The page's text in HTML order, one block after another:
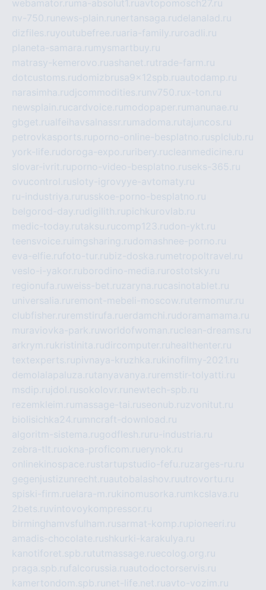
webamator.ru ma-absolut1.ruavtopomosch27.ru
nv-750.ru news-plain.ru nertansaga.rudelanalad.ru
dizfiles.ruyoutubefree.ruaria-family.ru roadli.ru
planeta-samara.ru mysmartbuy.ru
matrasy-kemerovo.ruashanet.rutrade-farm.ru
dotcustoms.rudomizbrusa9x12spb.ruautodamp.ru
narasimha.rudjcommodities.ru nv750.rux-ton.ru
newsplain.rucardvoice.ru modopaper.ru manunae.ru
gbget.rualfeihavsalnassr.ru madoma.rutajuncos.ru
petrovkasports.ruporno-online-besplatno.rusplclub.ru
york-life.rudoroga-expo.ru ribery.rucleanmedicine.ru
slovar-ivrit.ruporno-video-besplatno.ruseks-365.ru
ovucontrol.rusloty-igrovyye-avtomaty.ru
ru-industriya.ru russkoe-porno-besplatno.ru
belgorod-day.rudigilith.rupichkurovlab.ru
medic-today.rutaksu.rucomp123.rudon-ykt.ru
teensvoice.ru imgsharing.rudomashnee-porno.ru
eva-elfie.rufoto-tur.rubiz-doska.ru metropoltravel.ru
veslo-i-yakor.ruborodino-media.ru rostotsky.ru
regionufa.ruweiss-bet.ruzaryna.rucasinotablet.ru
universalia.ru remont-mebeli-moscow.rutermomur.ru
clubfisher.ru remstirufa.ruerdamchi.rudoramamama.ru
muraviovka-park.ruworldofwoman.ruclean-dreams.ru
arkrym.rukristinita.rudircomputer.ru healthenter.ru
textexperts.rupivnaya-kruzhka.rukinofilmy-2021.ru
demolalapaluza.rutanyavanya.ru remstir-tolyatti.ru
msdip.ru jdol.rusokolovr.ru newtech-spb.ru
rezemkleim.ru massage-tai.ruseonub.ruzvonitut.ru
biolisichka24.ru mncraft-download.ru
algoritm-sistema.rugodflesh.ru ru-industria.ru
zebra-tlt.ruokna-proficom.ruerynok.ru
onlinekinospace.rustartupstudio-fefu.ruzarges-ru.ru
gegenjustizunrecht.ruautobalashov.ruutrovortu.ru
spiski-firm.ruelara-m.rukinomusorka.ru mkcslava.ru
2bets.ruvintovoykompressor.ru
birminghamvsfulham.rusarmat-komp.rupioneeri.ru
amadis-chocolate.rushkurki-karakulya.ru
kanotiforet.spb.rututmassage.ruecolog.org.ru
praga.spb.rufalcorussia.ruautodoctorservis.ru
kamertondom.spb.ru net-life.net.ruavto-vozim.ru